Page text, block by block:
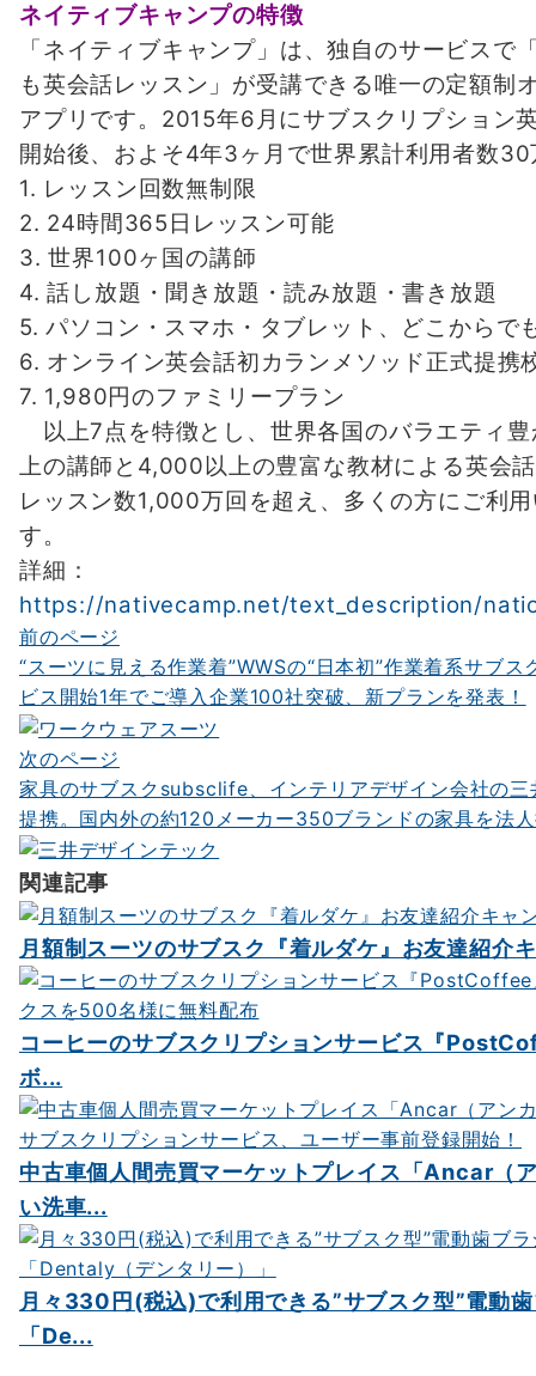
ネイティブキャンプの特徴
「ネイティブキャンプ」は、独自のサービスで
も英会話レッスン」が受講できる唯一の定額制
アプリです。2015年6月にサブスクリプション
開始後、およそ4年3ヶ月で世界累計利用者数
1. レッスン回数無制限
2. 24時間365日レッスン可能
3. 世界100ヶ国の講師
4. 話し放題・聞き放題・読み放題・書き放題
5. パソコン・スマホ・タブレット、どこからで
6. オンライン英会話初カランメソッド正式提携
7. 1,980円のファミリープラン
以上7点を特徴とし、世界各国のバラエティ
上の講師と4,000以上の豊富な教材による英会
レッスン数1,000万回を超え、多くの方にご利
す。
詳細：
https://nativecamp.net/text_description/
投
稿
ナ
ビ
ゲ
ー
シ
ョ
ン
前のページ
“スーツに見える作業着”WWSの“日本初”作業着系サブス
ビス開始1年でご導入企業100社突破、新プランを発表！
次のページ
家具のサブスクsubsclife、インテリアデザイン会社の三
提携。国内外の約120メーカー350ブランドの家具を法
関連記事
月額制スーツのサブスク『着ルダケ』お友達紹介
コーヒーのサブスクリプションサービス『
ボ...
中古車個人間売買マーケットプレイス「Ancar（
い洗車...
月々330円(税込)で利用できる”サブスク型”電動
「De...